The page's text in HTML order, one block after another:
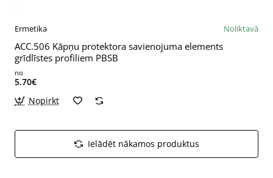
Ermetika Noliktavā
ACC.506 Kāpņu protektora savienojuma elements
grīdlīstes profiliem PBSB
no
5.70€
Nopirkt
Ielādēt nākamos produktus